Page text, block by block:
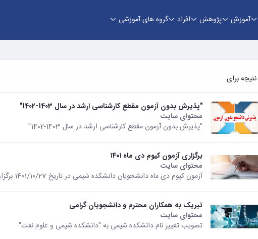
آموزش پژوهش افراد گروه های آموزشی
"پذیرش بدون آزمون مقطع کارشناسی ارشد در سال 1403-1402"
محتوای سایت
"پذیرش بدون آزمون مقطع کارشناسی ارشد در سال 1403-1402"
برگزاری آزمون کیوم دی ماه ۱۴۰۱
محتوای سایت
آزمون کیوم دی ماه دانشجویان دانشکده شیمی در تاریخ 1401/10/27 برگزار خواهد شد.
تبریک به همکاران محترم و دانشجویان گرامی
محتوای سایت
تصویب تغییر نام دانشکده شیمی به "دانشکده شیمی و علوم نفت"